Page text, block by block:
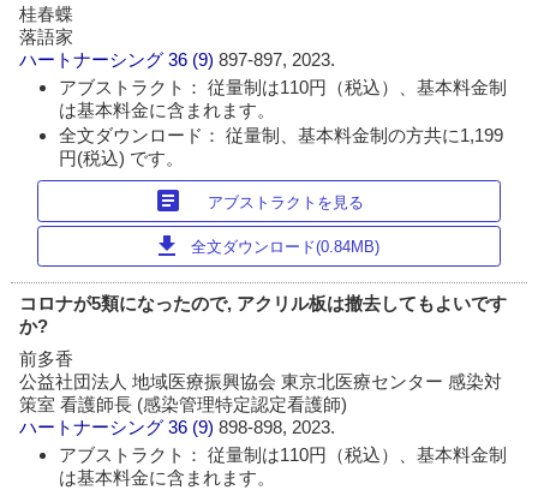
桂春蝶
落語家
ハートナーシング 36 (9)897-897, 2023.
アブストラクト： 従量制は110円（税込）、基本料金制
は基本料金に含まれます。
全文ダウンロード： 従量制、基本料金制の方共に1,199
円(税込) です。
article アブストラクトを見る
download 全文ダウンロード(0.84MB)
コロナが5類になったので, アクリル板は撤去してもよいです
か?
前多香
公益社団法人 地域医療振興協会 東京北医療センター 感染対
策室 看護師長 (感染管理特定認定看護師)
ハートナーシング 36 (9)898-898, 2023.
アブストラクト： 従量制は110円（税込）、基本料金制
は基本料金に含まれます。